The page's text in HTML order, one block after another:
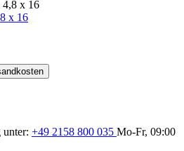
x 16
unter: +49 2158 800 035 Mo-Fr, 09:00